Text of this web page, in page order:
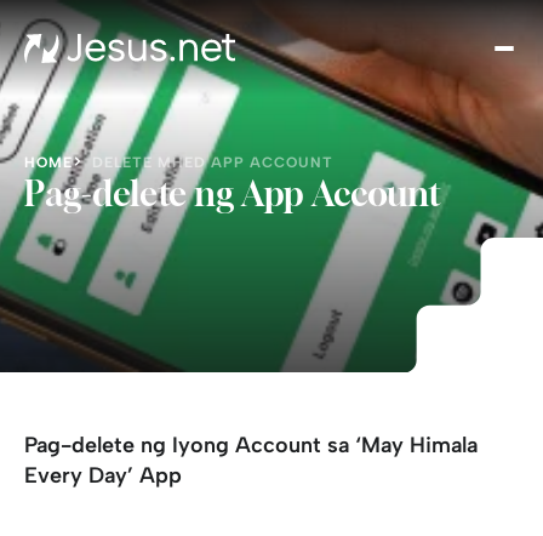
HOME DELETE MHED APP ACCOUNT
Pag-delete ng App Account
Pag-delete ng Iyong Account sa ‘May Himala
Every Day’ App